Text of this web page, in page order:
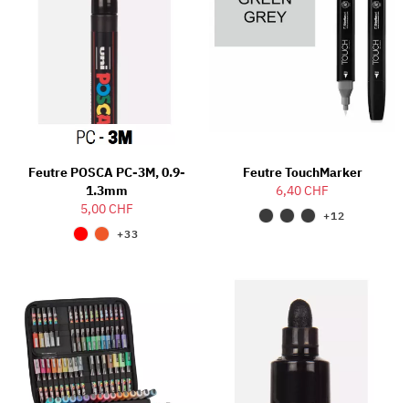
Feutre POSCA PC-3M, 0.9-
1.3mm
5,00 CHF
+33
Feutre TouchMarker
6,40 CHF
+12